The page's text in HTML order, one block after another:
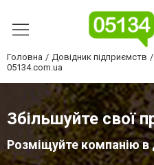
Головна Довідник підприємств
05134.com.ua
Збільшуйте свої
Розміщуйте компанію в